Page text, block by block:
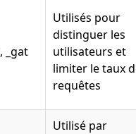
_gat
Utilisés pour
distinguer les
utilisateurs et
limiter le taux
requêtes
Utilisé par